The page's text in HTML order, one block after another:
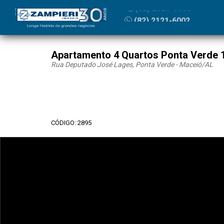
(82) 2121-6000
Apartamento 4 Quartos Ponta Verde
Rua Deputado José Lages, Ponta Verde - Maceió/AL
CÓDIGO: 2895